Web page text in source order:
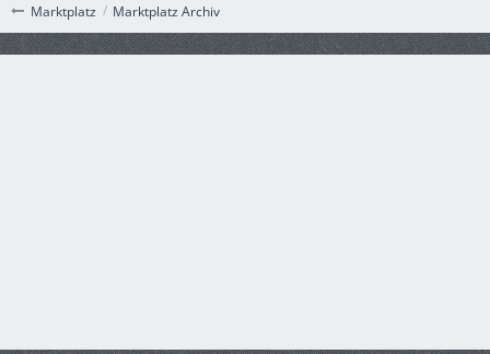
Marktplatz Marktplatz Archiv